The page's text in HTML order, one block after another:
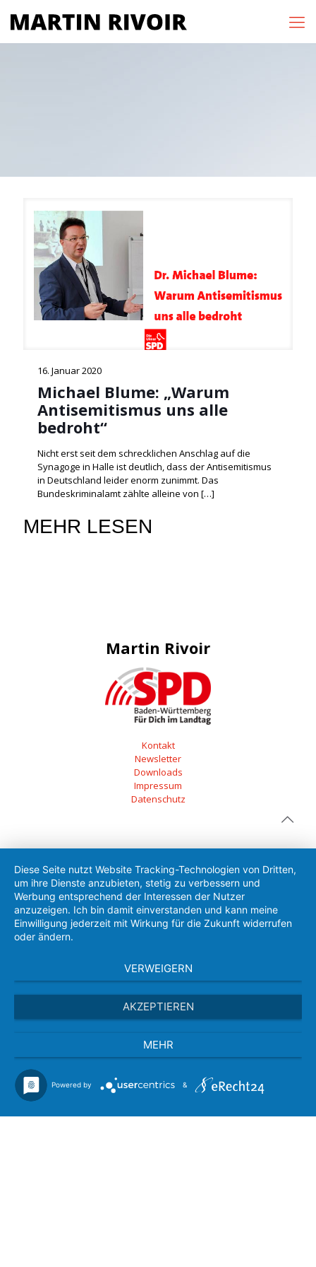
16. Januar 2020
Michael Blume: „Warum
Antisemitismus uns alle
bedroht“
Nicht erst seit dem schrecklichen Anschlag auf die
Synagoge in Halle ist deutlich, dass der Antisemitismus
in Deutschland leider enorm zunimmt. Das
Bundeskriminalamt zählte alleine von […]
MEHR LESEN
Martin Rivoir
Kontakt
Newsletter
Downloads
Impressum
Datenschutz
Diese Seite nutzt Website Tracking-Technologien von Dritten,
um ihre Dienste anzubieten, stetig zu verbessern und
Werbung entsprechend der Interessen der Nutzer
anzuzeigen. Ich bin damit einverstanden und kann meine
Einwilligung jederzeit mit Wirkung für die Zukunft widerrufen
oder ändern.
VERWEIGERN
AKZEPTIEREN
MEHR
Powered by &